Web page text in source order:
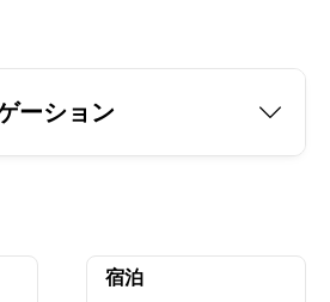
ーション
宿泊